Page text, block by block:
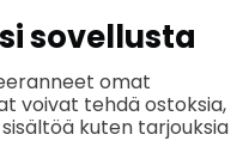
sovellusta
omat
voivat tehdä ostoksia,
kuten tarjouksia